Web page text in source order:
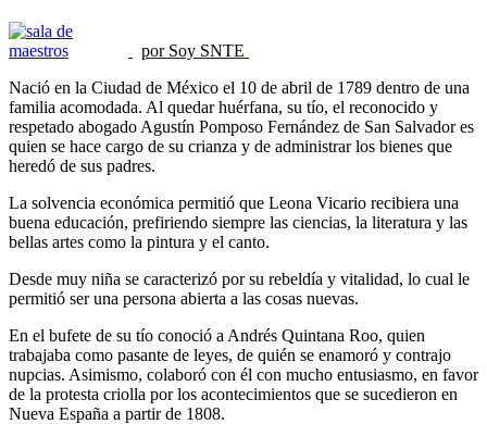
por Soy SNTE
Nació en la Ciudad de México el 10 de abril de 1789 dentro de una
familia acomodada. Al quedar huérfana, su tío, el reconocido y
respetado abogado Agustín Pomposo Fernández de San Salvador es
quien se hace cargo de su crianza y de administrar los bienes que
heredó de sus padres.
La solvencia económica permitió que Leona Vicario recibiera una
buena educación, prefiriendo siempre las ciencias, la literatura y las
bellas artes como la pintura y el canto.
Desde muy niña se caracterizó por su rebeldía y vitalidad, lo cual le
permitió ser una persona abierta a las cosas nuevas.
En el bufete de su tío conoció a Andrés Quintana Roo, quien
trabajaba como pasante de leyes, de quién se enamoró y contrajo
nupcias. Asimismo, colaboró con él con mucho entusiasmo, en favor
de la protesta criolla por los acontecimientos que se sucedieron en
Nueva España a partir de 1808.